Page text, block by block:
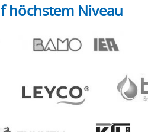
höchstem Niveau